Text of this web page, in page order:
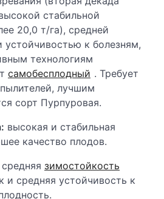
стабильной
20,0 т/га), средней
устойчивостью к болезням,
технологиям
самобесплодный . Требует
лучшим
сорт Пурпуровая.
высокая и стабильная
качество плодов.
средняя зимостойкость
и средняя устойчивость к